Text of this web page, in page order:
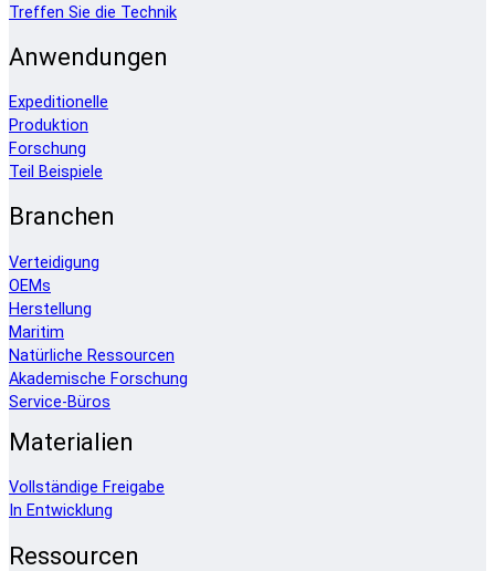
Treffen Sie die Technik
Anwendungen
Expeditionelle
Produktion
Forschung
Teil Beispiele
Branchen
Verteidigung
OEMs
Herstellung
Maritim
Natürliche Ressourcen
Akademische Forschung
Service-Büros
Materialien
Vollständige Freigabe
In Entwicklung
Ressourcen